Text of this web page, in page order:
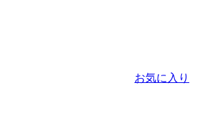
お気に入り